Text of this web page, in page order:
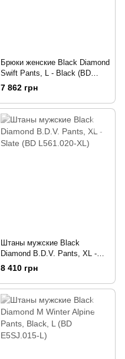
Брюки женские Black Diamond
Swift Pants, L - Black (BD
7430050002LRG1)
7 862 грн
Штаны мужские Black
Diamond B.D.V. Pants, XL -
Slate (BD L561.020-XL)
8 410 грн